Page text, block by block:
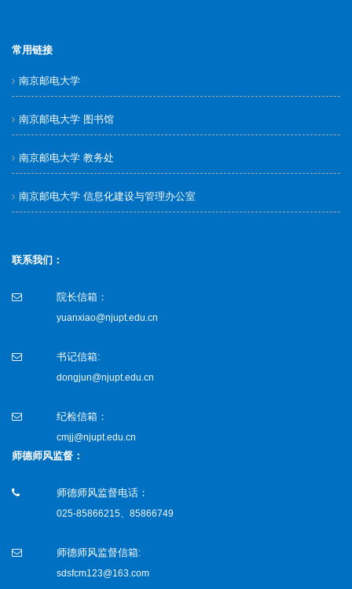
常用链接
南京邮电大学
南京邮电大学 图书馆
南京邮电大学 教务处
南京邮电大学 信息化建设与管理办公室
联系我们：
院长信箱：
yuanxiao@njupt.edu.cn
书记信箱:
dongjun@njupt.edu.cn
纪检信箱：
cmjj@njupt.edu.cn
师德师风监督：
师德师风监督电话：
025-85866215、85866749
师德师风监督信箱:
sdsfcm123@163.com